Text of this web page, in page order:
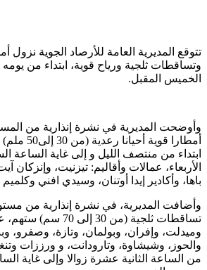
تتوقع المديرية العامة للأرصاد الجوية نزول
وتساقطات ثلجية ورياح قوية، ابتداء من يومه
الخميس المقبل.
وأوضحت المديرية في نشرة إنذارية من
أمطارا قوية
ابتداء من منتصف الليل و إلى غاية الساعة
الأربعاء، عمالات وأقاليم: تيزنيت، وإنزكان
باها، وأكادير إيدا أوتنان، وسيدي افني وكلميم
وأضافت المديرية، في نشرة إنذارية من
تساقطات ثلجية (من 30
وميدلت، وإفران، وبولمان، وتازة، وصفرو،
والحوز، وشيشاوة، وتارودانت، و ورززات
من الساعة الثانية عشرة زوالا وإلى غاية